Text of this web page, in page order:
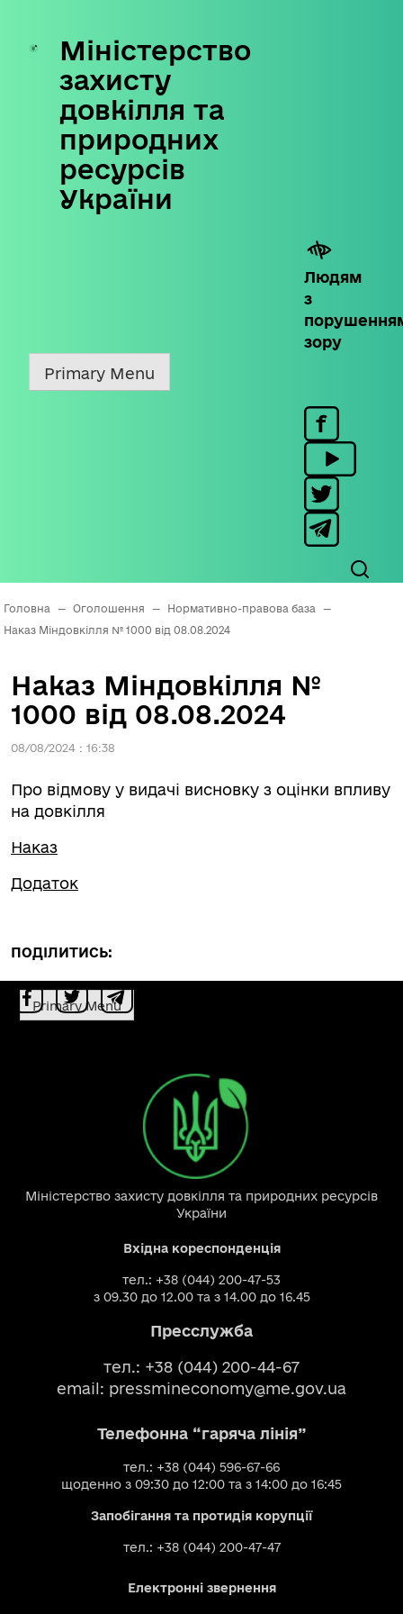
Skip
content
Міністерство
захисту
довкілля та
природних
ресурсів
України
Людям
з
зору
Primary Menu
Головна — Оголошення — Нормативно-правова база
—
Наказ Міндовкілля № 1000 від 08.08.2024
Наказ Міндовкілля №
1000 від 08.08.2024
08/08/2024 : 16:38
Про відмову у видачі висновку з оцінки впливу
на довкілля
Наказ
Додаток
ПОДІЛИТИСЬ:
Primary Menu
Міністерство захисту довкілля та природних ресурсів
України
Вхідна кореспонденція
тел.: +38 (044) 200-47-53
з 09.30 до 12.00 та з 14.00 до 16.45
Пресслужба
тел.: +38 (044) 200-44-67
email: pressmineconomy@me.gov.ua
Телефонна “гаряча лінія”
тел.: +38 (044) 596-67-66
щоденно з 09:30 до 12:00 та з 14:00 до 16:45
Запобігання та протидія корупції
тел.: +38 (044) 200-47-47
Електронні звернення